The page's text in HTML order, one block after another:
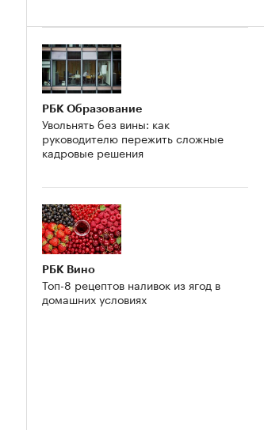
РБК Образование
Увольнять без вины: как
руководителю пережить сложные
кадровые решения
РБК Вино
Топ-8 рецептов наливок из ягод в
домашних условиях